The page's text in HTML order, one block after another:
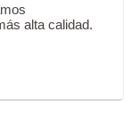
alta calidad.